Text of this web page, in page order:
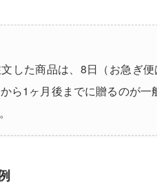
した商品は、8日（お急ぎ
ら1ヶ月後までに贈るのが